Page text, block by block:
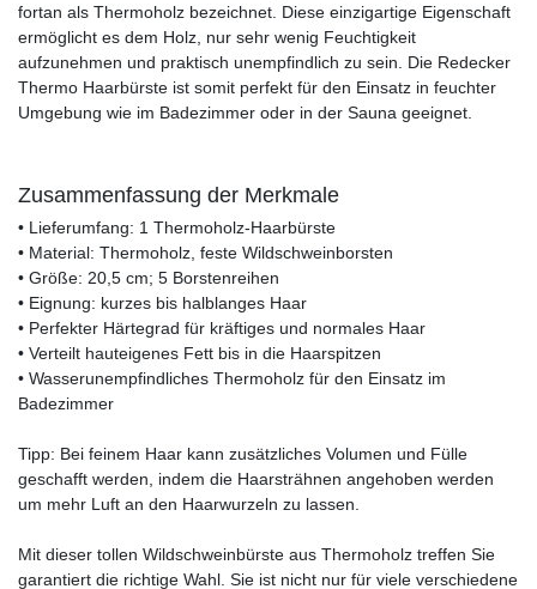
fortan als Thermoholz bezeichnet. Diese einzigartige Eigenschaft
ermöglicht es dem Holz, nur sehr wenig Feuchtigkeit
aufzunehmen und praktisch unempfindlich zu sein. Die Redecker
Thermo Haarbürste ist somit perfekt für den Einsatz in feuchter
Umgebung wie im Badezimmer oder in der Sauna geeignet.
Zusammenfassung der Merkmale
• Lieferumfang: 1 Thermoholz-Haarbürste
• Material: Thermoholz, feste Wildschweinborsten
• Größe: 20,5 cm; 5 Borstenreihen
• Eignung: kurzes bis halblanges Haar
• Perfekter Härtegrad für kräftiges und normales Haar
• Verteilt hauteigenes Fett bis in die Haarspitzen
• Wasserunempfindliches Thermoholz für den Einsatz im
Badezimmer
Tipp: Bei feinem Haar kann zusätzliches Volumen und Fülle
geschafft werden, indem die Haarsträhnen angehoben werden
um mehr Luft an den Haarwurzeln zu lassen.
Mit dieser tollen Wildschweinbürste aus Thermoholz treffen Sie
garantiert die richtige Wahl. Sie ist nicht nur für viele verschiedene